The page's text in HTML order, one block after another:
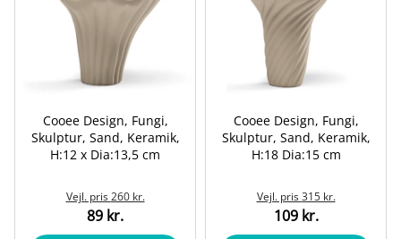
Cooee Design, Fungi,
Skulptur, Sand, Keramik,
H:12 x Dia:13,5 cm
Vejl. pris260 kr.
89 kr.
Cooee Design, Fungi,
Skulptur, Sand, Keramik,
H:18 Dia:15 cm
Vejl. pris315 kr.
109 kr.